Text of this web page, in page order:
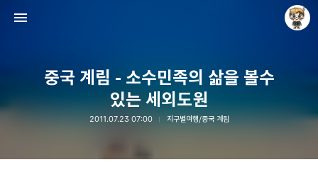
중국 계림 - 소수민족의 삶을 볼수
있는 세외도원
2011.07.23 07:00 지구별여행/중국 계림
Raycat : Photo and Story